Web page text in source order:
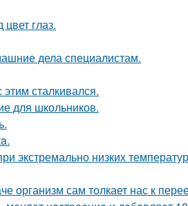
глаз.
дела специалистам.
сталкивался.
для школьников.
экстремально низких
организм сам толкает нас к